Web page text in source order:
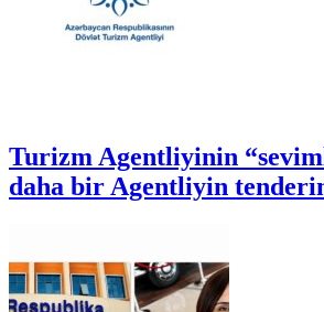
Turizm Agentliyinin
daha bir Agentliyin